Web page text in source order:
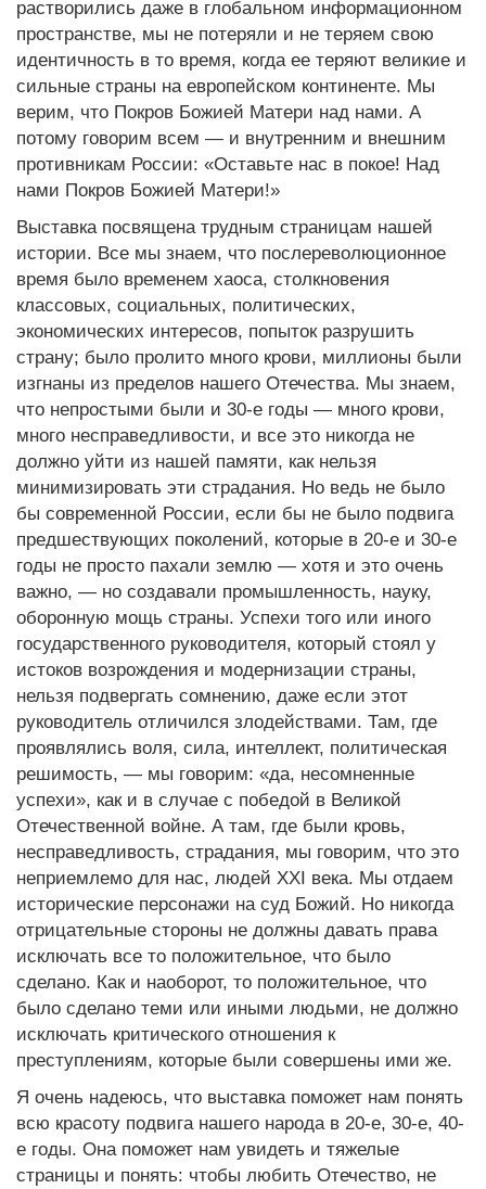
растворились даже в глобальном информационном
пространстве, мы не потеряли и не теряем свою
идентичность в то время, когда ее теряют великие и
сильные страны на европейском континенте. Мы
верим, что Покров Божией Матери над нами. А
потому говорим всем — и внутренним и внешним
противникам России: «Оставьте нас в покое! Над
нами Покров Божией Матери!»
Выставка посвящена трудным страницам нашей
истории. Все мы знаем, что послереволюционное
время было временем хаоса, столкновения
классовых, социальных, политических,
экономических интересов, попыток разрушить
страну; было пролито много крови, миллионы были
изгнаны из пределов нашего Отечества. Мы знаем,
что непростыми были и 30-е годы — много крови,
много несправедливости, и все это никогда не
должно уйти из нашей памяти, как нельзя
минимизировать эти страдания. Но ведь не было
бы современной России, если бы не было подвига
предшествующих поколений, которые в 20-е и 30-е
годы не просто пахали землю — хотя и это очень
важно, — но создавали промышленность, науку,
оборонную мощь страны. Успехи того или иного
государственного руководителя, который стоял у
истоков возрождения и модернизации страны,
нельзя подвергать сомнению, даже если этот
руководитель отличился злодействами. Там, где
проявлялись воля, сила, интеллект, политическая
решимость, — мы говорим: «да, несомненные
успехи», как и в случае с победой в Великой
Отечественной войне. А там, где были кровь,
несправедливость, страдания, мы говорим, что это
неприемлемо для нас, людей XXI века. Мы отдаем
исторические персонажи на суд Божий. Но никогда
отрицательные стороны не должны давать права
исключать все то положительное, что было
сделано. Как и наоборот, то положительное, что
было сделано теми или иными людьми, не должно
исключать критического отношения к
преступлениям, которые были совершены ими же.
Я очень надеюсь, что выставка поможет нам понять
всю красоту подвига нашего народа в 20-е, 30-е, 40-
е годы. Она поможет нам увидеть и тяжелые
страницы и понять: чтобы любить Отечество, не